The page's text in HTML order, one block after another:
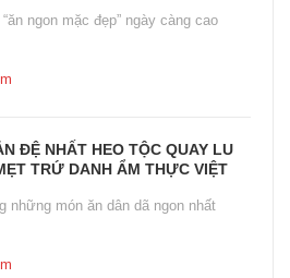
“ăn ngon mặc đẹp” ngày càng cao
ĐỆ NHẤT HEO TỘC QUAY LU
TRỨ DANH ẨM THỰC VIỆT
những món ăn dân dã ngon nhất